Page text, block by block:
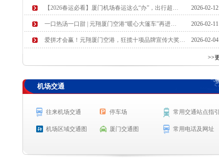
CX979 香港 预计起飞 20:35
航空公司
【2026春运必看】厦门机场春运这么“办”，出行超… 2026-02-
一口热汤一口甜 | 元翔厦门空港“暖心大篷车”再进… 2026-02-
爱拼才会赢！元翔厦门空港，狂揽十项品牌宣传大奖… 2026-02-
>>
机场交通
往来机场交通 停车场 常用交通站点指
机场区域交通图 厦门交通图 常用电话及网址